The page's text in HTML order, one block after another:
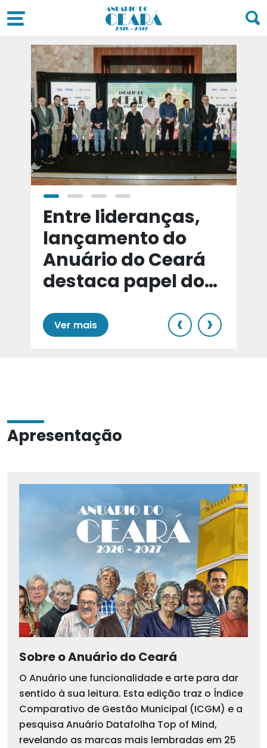
Entre lideranças,
lançamento do
Anuário do Ceará
destaca papel do
Ver mais ‹ ›
Apresentação
Sobre o Anuário do Ceará
O Anuário une funcionalidade e arte para dar
sentido à sua leitura. Esta edição traz o Índice
Comparativo de Gestão Municipal (ICGM) e a
pesquisa Anuário Datafolha Top of Mind,
revelando as marcas mais lembradas em 25